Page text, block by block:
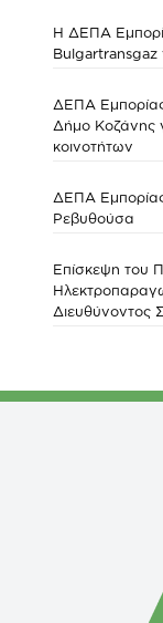
Η ΔΕΠΑ
Bulgartransgaz
ΔΕΠΑ
Δήμο Κοζάνης
κοινοτήτων
ΔΕΠΑ
Ρεβυθούσα
Επίσκεψη του
Διευθύνοντος